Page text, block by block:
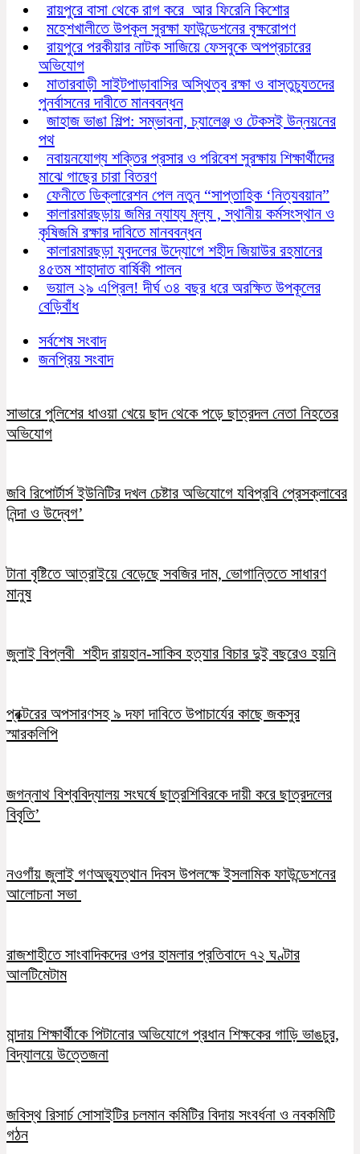
রায়পুরে বাসা থেকে রাগ করে আর ফিরেনি কিশোর
মহেশখালীতে উপকূল সুরক্ষা ফাউন্ডেশনের বৃক্ষরোপণ
রায়পুরে পরকীয়ার নাটক সাজিয়ে ফেসবুকে অপপ্রচারের
অভিযোগ
মাতারবাড়ী সাইটপাড়াবাসির অস্থিত্ব রক্ষা ও বাস্তুচ্যুতদের
পুনর্বাসনের দাবীতে মানববন্ধন
জাহাজ ভাঙা শিল্প: সম্ভাবনা, চ্যালেঞ্জ ও টেকসই উন্নয়নের
পথ
নবায়নযোগ্য শক্তির প্রসার ও পরিবেশ সুরক্ষায় শিক্ষার্থীদের
মাঝে গাছের চারা বিতরণ
ফেনীতে ডিক্লারেশন পেল নতুন “সাপ্তাহিক ‘নিত্যবয়ান”
কালারমারছড়ায় জমির ন্যায্য মূল্য , স্থানীয় কর্মসংস্থান ও
কৃষিজমি রক্ষার দাবিতে মানববন্ধন
কালারমারছড়া যুবদলের উদ্যোগে শহীদ জিয়াউর রহমানের
৪৫তম শাহাদাত বার্ষিকী পালন
ভয়াল ২৯ এপ্রিল! দীর্ঘ ৩৪ বছর ধরে অরক্ষিত উপকূলের
বেড়িবাঁধ
সর্বশেষ সংবাদ
জনপ্রিয় সংবাদ
সাভারে পুলিশের ধাওয়া খেয়ে ছাদ থেকে পড়ে ছাত্রদল নেতা নিহতের
অভিযোগ
জবি রিপোর্টার্স ইউনিটির দখল চেষ্টার অভিযোগে যবিপ্রবি প্রেসক্লাবের
নিন্দা ও উদ্বেগ’
টানা বৃষ্টিতে আত্রাইয়ে বেড়েছে সবজির দাম, ভোগান্তিতে সাধারণ
মানুষ
জুলাই বিপ্লবী শহীদ রায়হান-সাকিব হত্যার বিচার দুই বছরেও হয়নি
প্রক্টরের অপসারণসহ ৯ দফা দাবিতে উপাচার্যের কাছে জকসুর
স্মারকলিপি
জগন্নাথ বিশ্ববিদ্যালয় সংঘর্ষে ছাত্রশিবিরকে দায়ী করে ছাত্রদলের
বিবৃতি’
নওগাঁয় জুলাই গণঅভ্যুত্থান দিবস উপলক্ষে ইসলামিক ফাউন্ডেশনের
আলোচনা সভা
রাজশাহীতে সাংবাদিকদের ওপর হামলার প্রতিবাদে ৭২ ঘণ্টার
আলটিমেটাম
মান্দায় শিক্ষার্থীকে পিটানোর অভিযোগে প্রধান শিক্ষকের গাড়ি ভাঙচুর,
বিদ্যালয়ে উত্তেজনা
জবিস্থ রিসার্চ সোসাইটির চলমান কমিটির বিদায় সংবর্ধনা ও নবকমিটি
গঠন